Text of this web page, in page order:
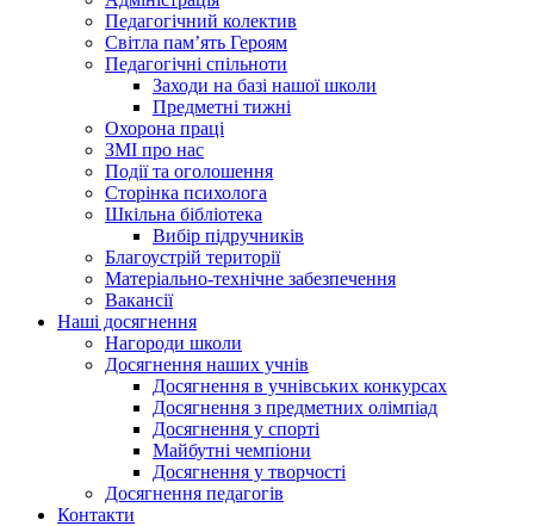
Педагогічний колектив
Світла пам’ять Героям
Педагогічні спільноти
Заходи на базі нашої школи
Предметні тижні
Охорона праці
ЗМІ про нас
Події та оголошення
Сторінка психолога
Шкільна бібліотека
Вибір підручників
Благоустрій території
Матеріально-технічне забезпечення
Вакансії
Наші досягнення
Нагороди школи
Досягнення наших учнів
Досягнення в учнівських конкурсах
Досягнення з предметних олімпіад
Досягнення у спорті
Майбутні чемпіони
Досягнення у творчості
Досягнення педагогів
Контакти